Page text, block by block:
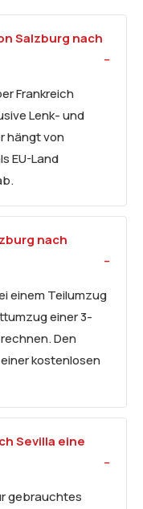
Salzburg nach
Frankreich
Lenk- und
hängt von
EU-Land
nach
einem Teilumzug
einer 3-
Den
kostenlosen
Sevilla eine
gebrauchtes